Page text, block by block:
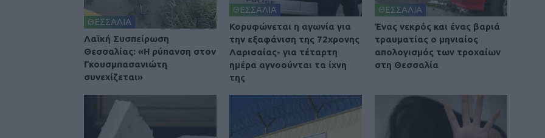
ΘΕΣΣΑΛΙΑ
Λαϊκή Συσπείρωση
Θεσσαλίας: «Η ρύπανση στον
Γκουσμπασανιώτη
συνεχίζεται»
ΘΕΣΣΑΛΙΑ
Κορυφώνεται η αγωνία για
την εξαφάνιση της 72χρονης
Λαρισαίας- για τέταρτη
ημέρα αγνοούνται τα ίχνη
της
ΘΕΣΣΑΛΙΑ
Ένας νεκρός και ένας βαριά
τραυματίας ο μηνιαίος
απολογισμός των τροχαίων
στη Θεσσαλία